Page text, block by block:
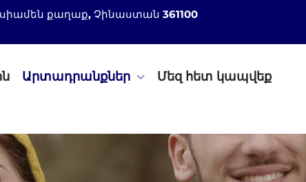
Քսիամեն քաղաք, Չինաստան 361100
Արտադրանքներ
Մեզ հետ կապվեք